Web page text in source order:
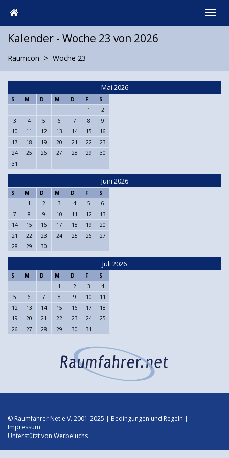
Kalender - Woche 23 von 2026
Raumcon Woche 23
Mai 2026
S M D M D F
S
1
2
3
4 5 6 7 8
9
10
11 12 13 14 15
16
17
18 19 20 21 22
23
24
25 26 27 28 29
30
31
Juni 2026
S M D M D F
S
1
2 3 4 5
6
7
8 9 10 11 12
13
14
15 16 17 18 19
20
21
22 23 24 25 26
27
28
29 30
Juli 2026
S M D M D F
S
1
2 3
4
5
6 7 8 9 10
11
12
13 14 15 16 17
18
19
20 21 22 23 24
25
26
27 28 29 30 31
© Raumfahrer Net e.V. 2001-2025 | Bedingungen und Regeln |
Impressum
Unterstützt von Werbeluchs